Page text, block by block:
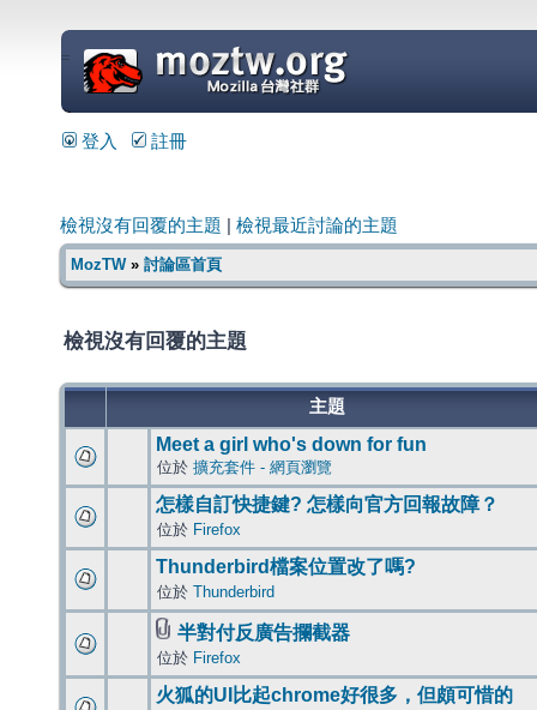
=
登入 註冊
檢視沒有回覆的主題 檢視最近討論的主題
MozTW» 討論區首頁
檢視沒有回覆的主題
主題
Meet a girl who's down for fun
位於 擴充套件 - 網頁瀏覽
怎樣自訂快捷鍵? 怎樣向官方回報故障？
位於 Firefox
Thunderbird檔案位置改了嗎?
位於 Thunderbird
半對付反廣告攔截器
位於 Firefox
火狐的UI比起chrome好很多，但頗可惜的